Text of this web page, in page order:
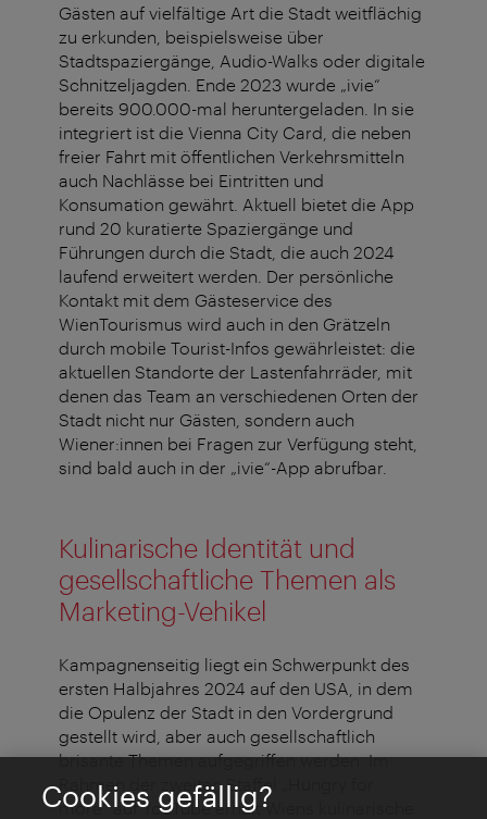
Gästen auf vielfältige Art die Stadt weitflächig
zu erkunden, beispielsweise über
Stadtspaziergänge, Audio-Walks oder digitale
Schnitzeljagden. Ende 2023 wurde „ivie“
bereits 900.000-mal heruntergeladen. In sie
integriert ist die Vienna City Card, die neben
freier Fahrt mit öffentlichen Verkehrsmitteln
auch Nachlässe bei Eintritten und
Konsumation gewährt. Aktuell bietet die App
rund 20 kuratierte Spaziergänge und
Führungen durch die Stadt, die auch 2024
laufend erweitert werden. Der persönliche
Kontakt mit dem Gästeservice des
WienTourismus wird auch in den Grätzeln
durch mobile Tourist-Infos gewährleistet: die
aktuellen Standorte der Lastenfahrräder, mit
denen das Team an verschiedenen Orten der
Stadt nicht nur Gästen, sondern auch
Wiener:innen bei Fragen zur Verfügung steht,
sind bald auch in der „ivie“-App abrufbar.
Kulinarische Identität und
gesellschaftliche Themen als
Marketing-Vehikel
Kampagnenseitig liegt ein Schwerpunkt des
ersten Halbjahres 2024 auf den USA, in dem
die Opulenz der Stadt in den Vordergrund
gestellt wird, aber auch gesellschaftlich
brisante Themen aufgegriffen werden. Im
Rahmen der zweiten Staffel „Hungry for
more“ auf YouTube erhält Wiens kulinarische
Cookies gefällig?